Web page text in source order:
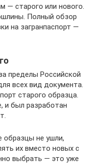
— старого или нового.
Полный обзор
на загранпаспорт —
пределы Российской
всех вид документа.
старого образца.
и был разработан
образцы не ушли,
их вместо новых с
выбрать — это уже